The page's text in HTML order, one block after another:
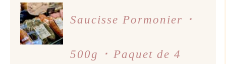
AJOUTER
AU
PANIER
/
DÉTAILS
Saucisse Pormonier ･
500g ･ Paquet de 4